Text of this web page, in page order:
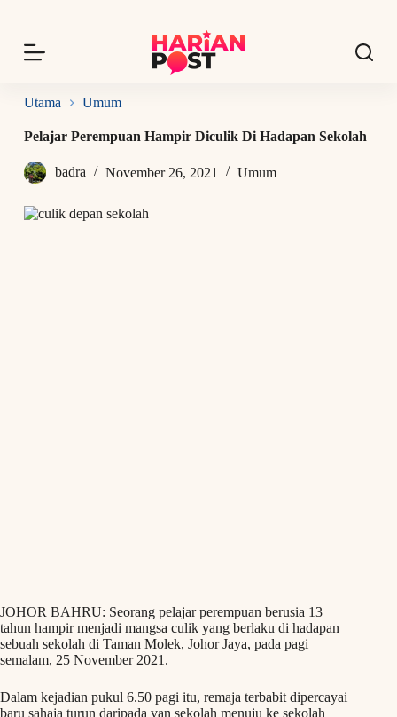
p
o
o
n
Utama Umum
Pelajar Perempuan Hampir Diculik Di Hadapan Sekolah
badra November 26, 2021 Umum
JOHOR BAHRU: Seorang pelajar perempuan berusia 13
tahun hampir menjadi mangsa culik yang berlaku di hadapan
sebuah sekolah di Taman Molek, Johor Jaya, pada pagi
semalam, 25 November 2021.
Dalam kejadian pukul 6.50 pagi itu, remaja terbabit dipercayai
baru sahaja turun daripada van sekolah menuju ke sekolah